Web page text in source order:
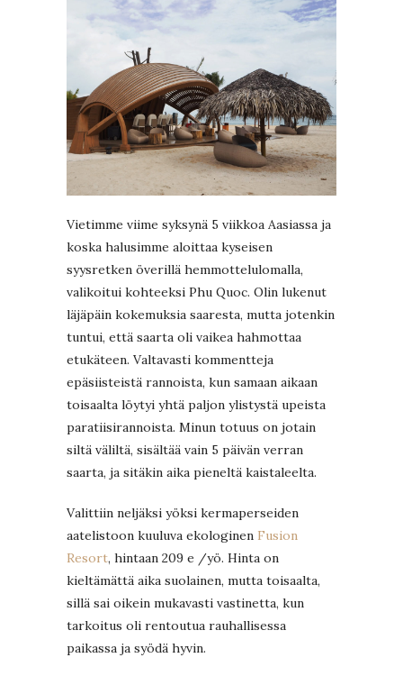
Vietimme viime syksynä 5 viikkoa Aasiassa ja
koska halusimme aloittaa kyseisen
syysretken överillä hemmottelulomalla,
valikoitui kohteeksi Phu Quoc. Olin lukenut
läjäpäin kokemuksia saaresta, mutta jotenkin
tuntui, että saarta oli vaikea hahmottaa
etukäteen. Valtavasti kommentteja
epäsiisteistä rannoista, kun samaan aikaan
toisaalta löytyi yhtä paljon ylistystä upeista
paratiisirannoista. Minun totuus on jotain
siltä väliltä, sisältää vain 5 päivän verran
saarta, ja sitäkin aika pieneltä kaistaleelta.
Valittiin neljäksi yöksi kermaperseiden
aatelistoon kuuluva ekologinen Fusion
Resort, hintaan 209 e /yö. Hinta on
kieltämättä aika suolainen, mutta toisaalta,
sillä sai oikein mukavasti vastinetta, kun
tarkoitus oli rentoutua rauhallisessa
paikassa ja syödä hyvin.